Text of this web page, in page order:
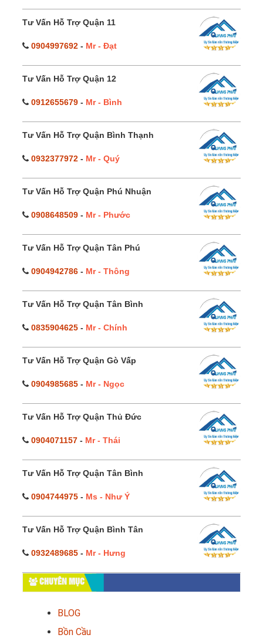
Tư Vấn Hỗ Trợ Quận 11
0904997692 - Mr - Đạt
Tư Vấn Hỗ Trợ Quận 12
0912655679 - Mr - Bình
Tư Vấn Hỗ Trợ Quận Bình Thạnh
0932377972 - Mr - Quý
Tư Vấn Hỗ Trợ Quận Phú Nhuận
0908648509 - Mr - Phước
Tư Vấn Hỗ Trợ Quận Tân Phú
0904942786 - Mr - Thông
Tư Vấn Hỗ Trợ Quận Tân Bình
0835904625 - Mr - Chính
Tư Vấn Hỗ Trợ Quận Gò Vấp
0904985685 - Mr - Ngọc
Tư Vấn Hỗ Trợ Quận Thủ Đức
0904071157 - Mr - Thái
Tư Vấn Hỗ Trợ Quận Tân Bình
0904744975 - Ms - Như Ý
Tư Vấn Hỗ Trợ Quận Bình Tân
0932489685 - Mr - Hưng
CHUYÊN MỤC
BLOG
Bồn Cầu